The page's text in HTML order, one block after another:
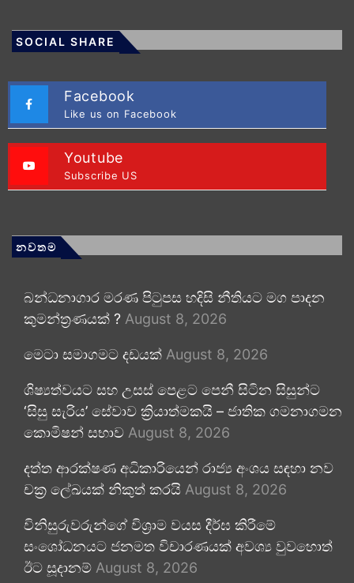
SOCIAL SHARE
Facebook
Like us on Facebook
Youtube
Subscribe US
නවතම
බන්ධනාගාර මරණ පිටුපස හදිසි නීතියට මග පාදන
කුමන්ත්‍රණයක් ? August 8, 2026
මෙටා සමාගමට දඩයක් August 8, 2026
ශිෂ්‍යත්වයට සහ උසස් පෙළට පෙනී සිටින සිසුන්ට
‘සිසු සැරිය’ සේවාව ක්‍රියාත්මකයි – ජාතික ගමනාගමන
කොමිෂන් සභාව August 8, 2026
දත්ත ආරක්ෂණ අධිකාරියෙන් රාජ්‍ය අංශය සඳහා නව
චක්‍ර ලේඛයක් නිකුත් කරයි August 8, 2026
විනිසුරුවරුන්ගේ විශ්‍රාම වයස දීර්ඝ කිරීමේ
සංශෝධනයට ජනමත විචාරණයක් අවශ්‍ය වුවහොත්
ඊට සූදානම් August 8, 2026